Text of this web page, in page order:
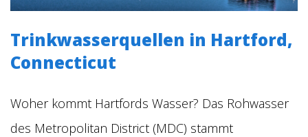
Trinkwasserquellen in Hartford,
Connecticut
Woher kommt Hartfords Wasser? Das Rohwasser
des Metropolitan District (MDC) stammt